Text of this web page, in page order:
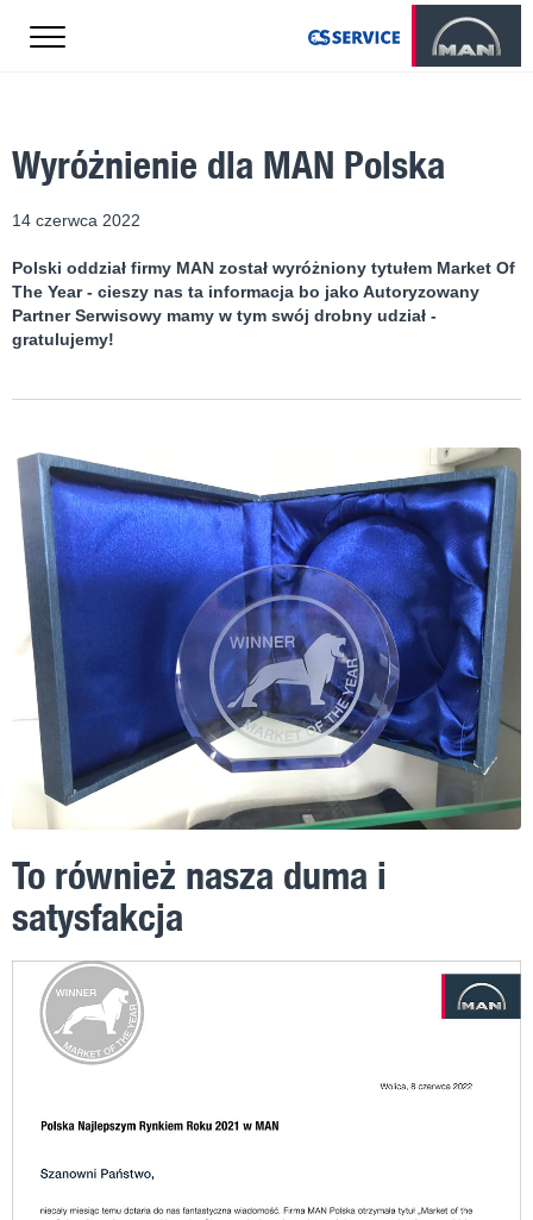
Wyróżnienie dla MAN Polska
14 czerwca 2022
Polski oddział firmy MAN został wyróżniony tytułem Market Of
The Year - cieszy nas ta informacja bo jako Autoryzowany
Partner Serwisowy mamy w tym swój drobny udział -
gratulujemy!
To również nasza duma i
satysfakcja